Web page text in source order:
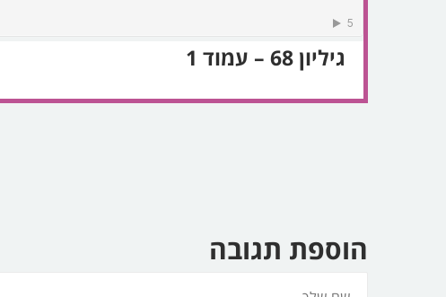
גיליון 68 – עמוד 1
הוספת תגובה